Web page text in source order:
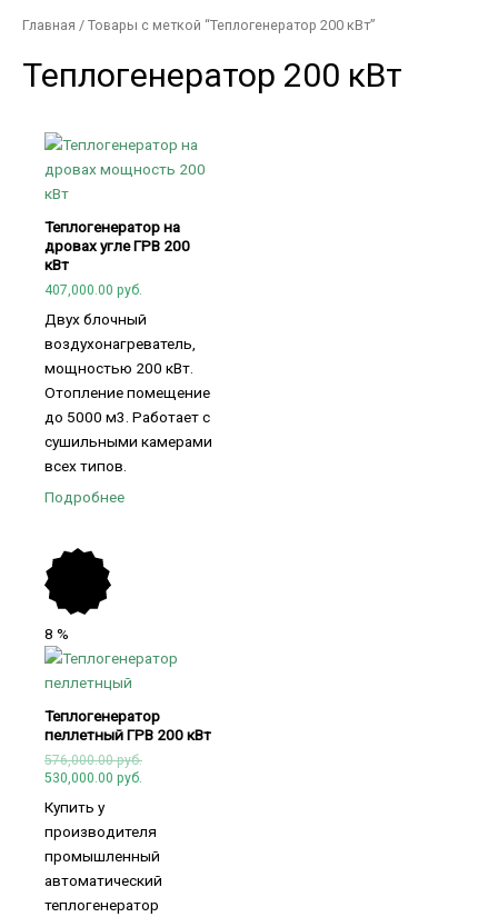
Главная / Товары с меткой “Теплогенератор 200 кВт”
Теплогенератор 200 кВт
Теплогенератор на
дровах угле ГРВ 200
кВт
407,000.00 руб.
Двух блочный
воздухонагреватель,
мощностью 200 кВт.
Отопление помещение
до 5000 м3. Работает с
сушильными камерами
всех типов.
Подробнее
8 %
Теплогенератор
пеллетный ГРВ 200 кВт
576,000.00руб.
530,000.00 руб.
Купить у
производителя
промышленный
автоматический
теплогенератор